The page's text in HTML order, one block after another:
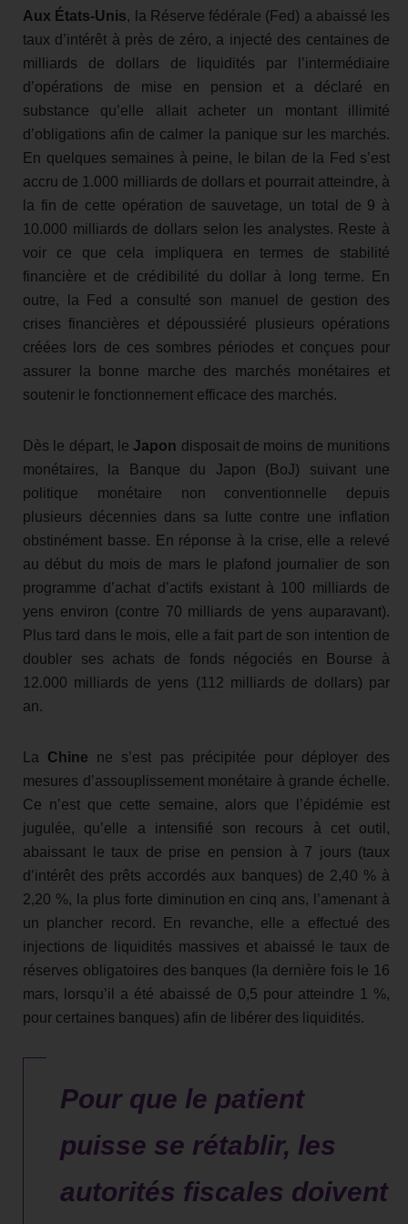
Aux États-Unis, la Réserve fédérale (Fed) a abaissé les
taux d’intérêt à près de zéro, a injecté des centaines de
milliards de dollars de liquidités par l’intermédiaire
d’opérations de mise en pension et a déclaré en
substance qu’elle allait acheter un montant illimité
d’obligations afin de calmer la panique sur les marchés.
En quelques semaines à peine, le bilan de la Fed s’est
accru de 1.000 milliards de dollars et pourrait atteindre, à
la fin de cette opération de sauvetage, un total de 9 à
10.000 milliards de dollars selon les analystes. Reste à
voir ce que cela impliquera en termes de stabilité
financière et de crédibilité du dollar à long terme. En
outre, la Fed a consulté son manuel de gestion des
crises financières et dépoussiéré plusieurs opérations
créées lors de ces sombres périodes et conçues pour
assurer la bonne marche des marchés monétaires et
soutenir le fonctionnement efficace des marchés.
Dès le départ, le Japon disposait de moins de munitions
monétaires, la Banque du Japon (BoJ) suivant une
politique monétaire non conventionnelle depuis
plusieurs décennies dans sa lutte contre une inflation
obstinément basse. En réponse à la crise, elle a relevé
au début du mois de mars le plafond journalier de son
programme d’achat d’actifs existant à 100 milliards de
yens environ (contre 70 milliards de yens auparavant).
Plus tard dans le mois, elle a fait part de son intention de
doubler ses achats de fonds négociés en Bourse à
12.000 milliards de yens (112 milliards de dollars) par
an.
La Chine ne s’est pas précipitée pour déployer des
mesures d’assouplissement monétaire à grande échelle.
Ce n’est que cette semaine, alors que l’épidémie est
jugulée, qu’elle a intensifié son recours à cet outil,
abaissant le taux de prise en pension à 7 jours (taux
d’intérêt des prêts accordés aux banques) de 2,40 % à
2,20 %, la plus forte diminution en cinq ans, l’amenant à
un plancher record. En revanche, elle a effectué des
injections de liquidités massives et abaissé le taux de
réserves obligatoires des banques (la dernière fois le 16
mars, lorsqu’il a été abaissé de 0,5 pour atteindre 1 %,
pour certaines banques) afin de libérer des liquidités.
Pour que le patient
puisse se rétablir, les
autorités fiscales doivent